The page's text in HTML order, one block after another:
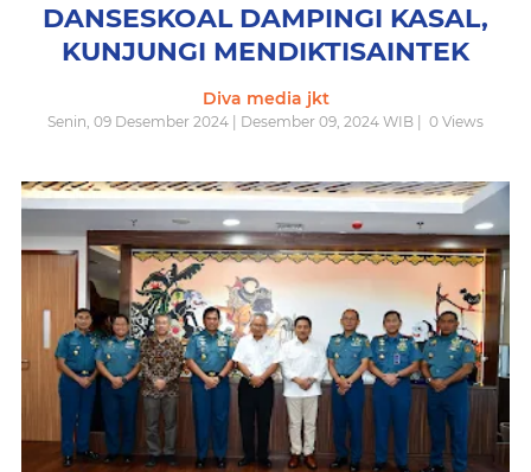
DANSESKOAL DAMPINGI KASAL,
KUNJUNGI MENDIKTISAINTEK
Diva media jkt
Senin, 09 Desember 2024 | Desember 09, 2024 WIB | 0 Views